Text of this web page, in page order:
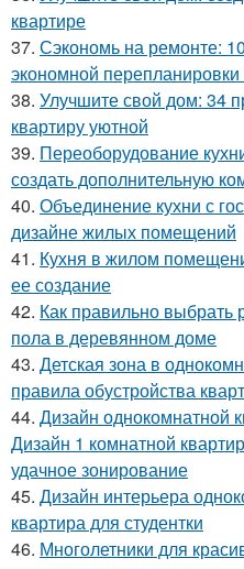
квартире
37. Сэкономь на ремонте:
экономной
38. Улучшите свой дом: 34
квартиру уютной
39. Переоборудование
создать дополнительную
40. Объединение кухни с
дизайне жилых помещений
41. Кухня в жилом
ее создание
42. Как правильно выбрать
пола в деревянном доме
43. Детская зона в
правила обустройства
44. Дизайн однокомнатной
Дизайн 1 комнатной
удачное зонирование
45. Дизайн интерьера
квартира для студентки
46. Многолетники для